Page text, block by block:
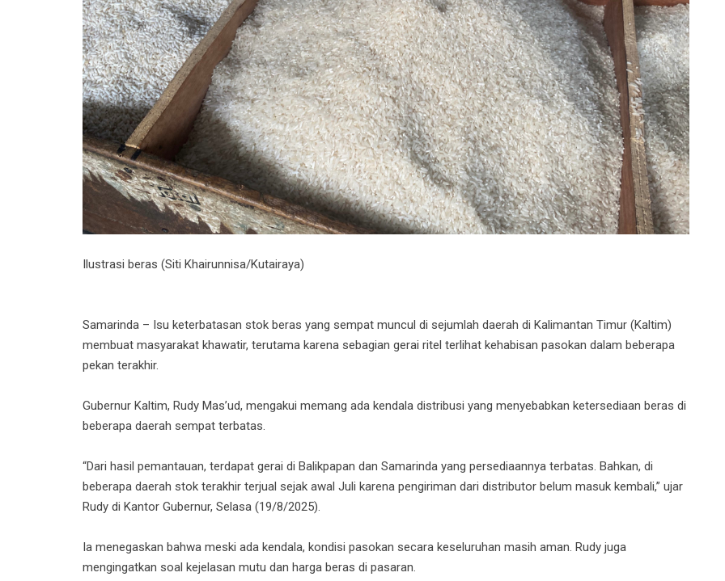
Ilustrasi beras (Siti Khairunnisa/Kutairaya)
Samarinda – Isu keterbatasan stok beras yang sempat muncul di sejumlah daerah di Kalimantan Timur (Kaltim)
membuat masyarakat khawatir, terutama karena sebagian gerai ritel terlihat kehabisan pasokan dalam beberapa
pekan terakhir.
Gubernur Kaltim, Rudy Mas’ud, mengakui memang ada kendala distribusi yang menyebabkan ketersediaan beras di
beberapa daerah sempat terbatas.
“Dari hasil pemantauan, terdapat gerai di Balikpapan dan Samarinda yang persediaannya terbatas. Bahkan, di
beberapa daerah stok terakhir terjual sejak awal Juli karena pengiriman dari distributor belum masuk kembali,” ujar
Rudy di Kantor Gubernur, Selasa (19/8/2025).
Ia menegaskan bahwa meski ada kendala, kondisi pasokan secara keseluruhan masih aman. Rudy juga
mengingatkan soal kejelasan mutu dan harga beras di pasaran.